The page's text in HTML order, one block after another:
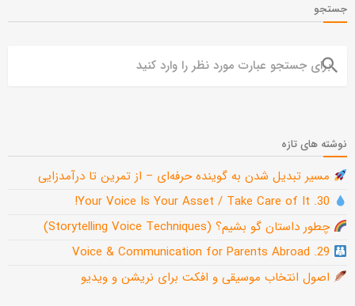
جستجو
search
نوشته های تازه
مسیر تبدیل شدن به گوینده حرفه‌ای – از تمرین تا درآمدزایی
چطور داستان گو بشیم؟ (Storytelling Voice Techniques)
اصول انتخاب موسیقی و افکت برای نریشن و ویدیو